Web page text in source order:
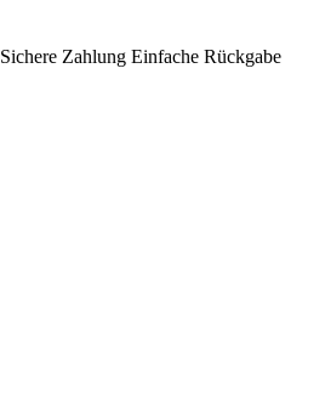
Sichere Zahlung Einfache Rückgabe